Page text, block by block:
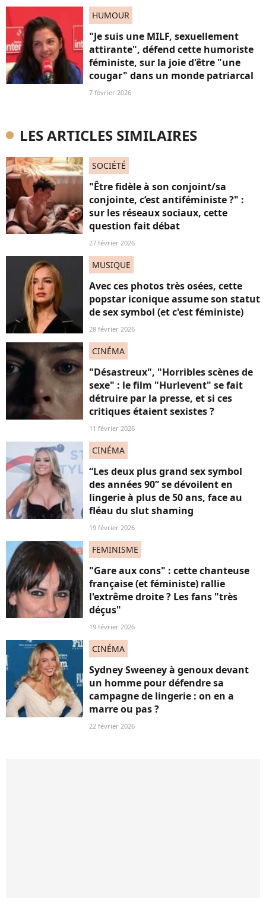
HUMOUR
"Je suis une MILF, sexuellement
attirante", défend cette humoriste
féministe, sur la joie d'être "une
cougar" dans un monde patriarcal
7 février 2026
LES ARTICLES SIMILAIRES
SOCIÉTÉ
"Être fidèle à son conjoint/sa
conjointe, c’est antiféministe ?" :
sur les réseaux sociaux, cette
question fait débat
27 février 2026
MUSIQUE
Avec ces photos très osées, cette
popstar iconique assume son statut
de sex symbol (et c'est féministe)
28 février 2026
CINÉMA
"Désastreux", "Horribles scènes de
sexe" : le film "Hurlevent" se fait
détruire par la presse, et si ces
critiques étaient sexistes ?
11 février 2026
CINÉMA
“Les deux plus grand sex symbol
des années 90” se dévoilent en
lingerie à plus de 50 ans, face au
fléau du slut shaming
19 février 2026
FEMINISME
"Gare aux cons" : cette chanteuse
française (et féministe) rallie
l'extrême droite ? Les fans "très
déçus"
19 février 2026
CINÉMA
Sydney Sweeney à genoux devant
un homme pour défendre sa
campagne de lingerie : on en a
marre ou pas ?
22 février 2026